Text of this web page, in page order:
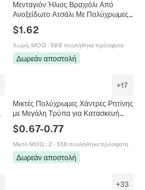
Μενταγιόν Ήλιος Βραχιόλι Από
Ανοξείδωτο Ατσάλι Με Πολύχρωμες
Κοσμήματα Για Γυναίκες Απλό
Καλοκαιρινό Στυλ
$1.62
Χωρίς MOQ · 588 πουλήθηκε πρόσφατα
Δωρεάν αποστολή
+17
Μικτές Πολύχρωμες Χάντρες Ρητίνης
με Μεγάλη Τρύπα για Κατασκευή
Κοσμημάτων DIY Χάντρες
Ευρωπαϊκού Στυλ με Μεταλλικό
Πυρήνα για Βραχιόλια
$0.67-0.77
Μικτό MOQ : 2· 556 πουλήθηκε πρόσφατα
Δωρεάν αποστολή
+33